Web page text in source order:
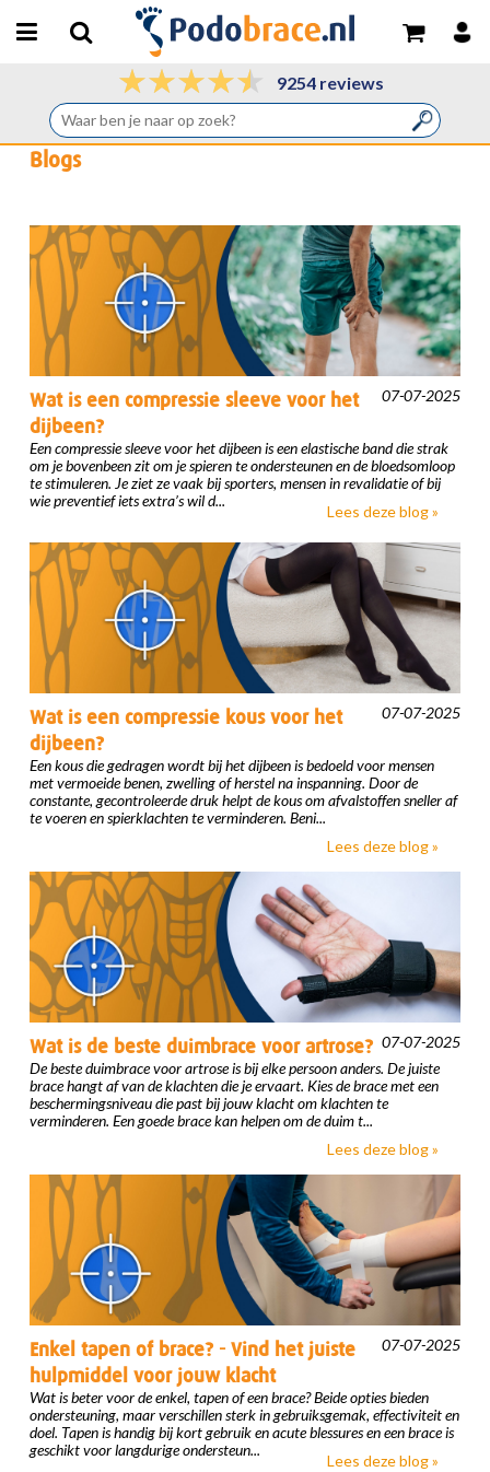
9254 reviews
Blogs
07-07-2025
Wat is een compressie sleeve voor het
dijbeen?
Een compressie sleeve voor het dijbeen is een elastische band die strak
om je bovenbeen zit om je spieren te ondersteunen en de bloedsomloop
te stimuleren. Je ziet ze vaak bij sporters, mensen in revalidatie of bij
wie preventief iets extra’s wil d...
Lees deze blog »
07-07-2025
Wat is een compressie kous voor het
dijbeen?
Een kous die gedragen wordt bij het dijbeen is bedoeld voor mensen
met vermoeide benen, zwelling of herstel na inspanning. Door de
constante, gecontroleerde druk helpt de kous om afvalstoffen sneller af
te voeren en spierklachten te verminderen. Beni...
Lees deze blog »
07-07-2025
Wat is de beste duimbrace voor artrose?
De beste duimbrace voor artrose is bij elke persoon anders. De juiste
brace hangt af van de klachten die je ervaart. Kies de brace met een
beschermingsniveau die past bij jouw klacht om klachten te
verminderen. Een goede brace kan helpen om de duim t...
Lees deze blog »
07-07-2025
Enkel tapen of brace? - Vind het juiste
hulpmiddel voor jouw klacht
Wat is beter voor de enkel, tapen of een brace? Beide opties bieden
ondersteuning, maar verschillen sterk in gebruiksgemak, effectiviteit en
doel. Tapen is handig bij kort gebruik en acute blessures en een brace is
geschikt voor langdurige ondersteun...
Lees deze blog »